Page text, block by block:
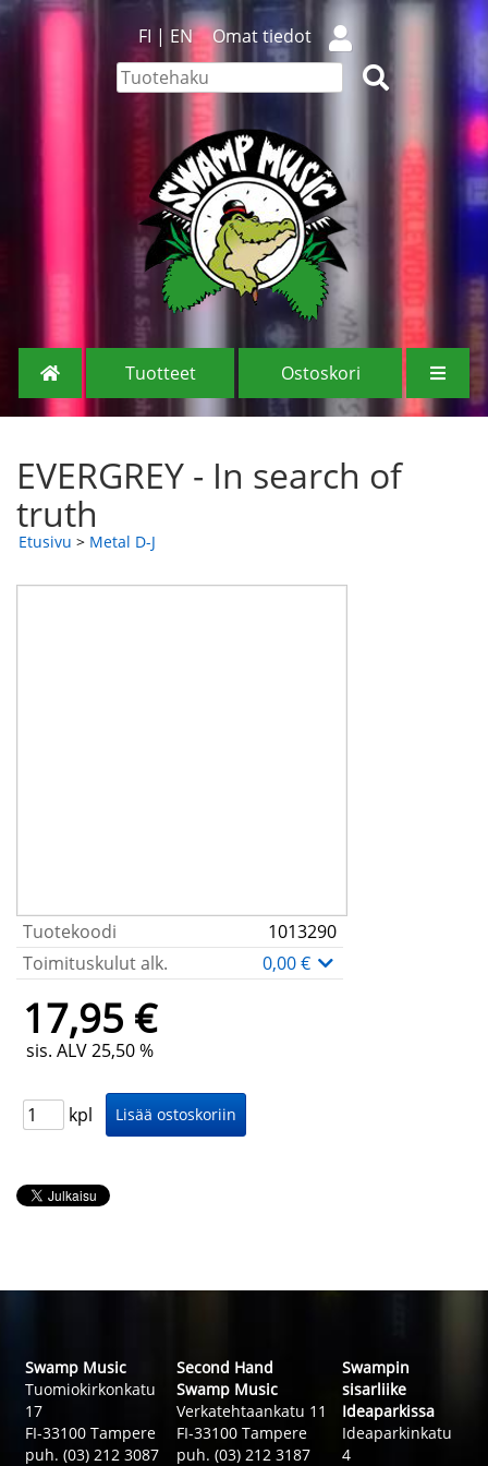
FI | EN Omat tiedot
Tuotteet Ostoskori
EVERGREY - In search of
truth
Etusivu > Metal D-J
Tuotekoodi
1013290
Toimituskulut alk.
0,00 €
17,95 €
sis. ALV 25,50 %
kpl
Swamp Music
Tuomiokirkonkatu
17
FI-33100 Tampere
puh. (03) 212 3087
Second Hand
Swamp Music
Verkatehtaankatu 11
FI-33100 Tampere
puh. (03) 212 3187
Swampin
sisarliike
Ideaparkissa
Ideaparkinkatu
4